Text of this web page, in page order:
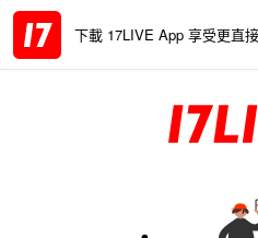
下載 17LIVE App 享受更直